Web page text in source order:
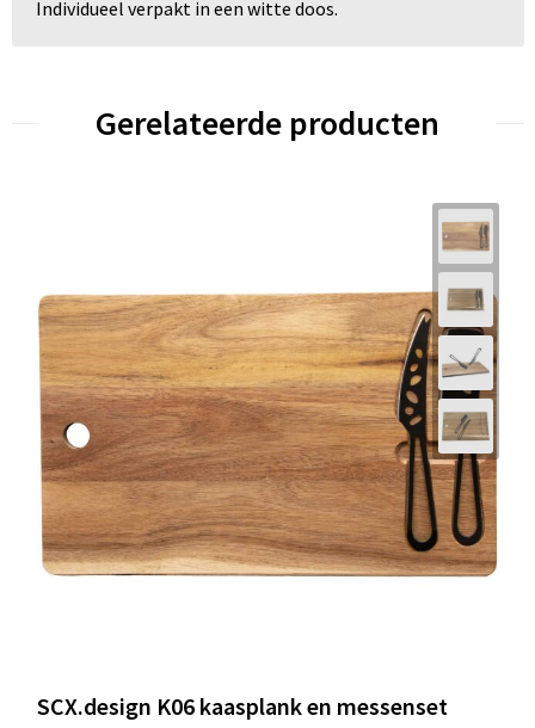
Individueel verpakt in een witte doos.
Gerelateerde producten
SCX.design K06 kaasplank en messenset